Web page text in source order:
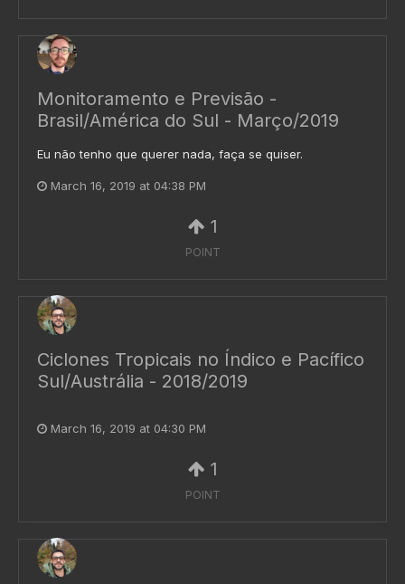
Monitoramento e Previsão -
Brasil/América do Sul - Março/2019
Eu não tenho que querer nada, faça se quiser.
March 16, 2019 at 04:38 PM
1
POINT
Ciclones Tropicais no Índico e Pacífico
Sul/Austrália - 2018/2019
March 16, 2019 at 04:30 PM
1
POINT